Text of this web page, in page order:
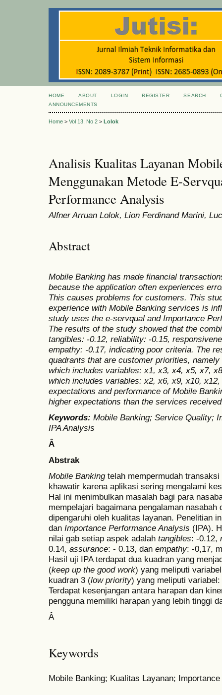
HOME ABOUT LOGIN REGISTER SEARCH
ANNOUNCEMENTS
Home > Vol 13, No 2 > Lolok
Analisis Kualitas Layanan
Menggunakan Metode E-
Performance Analysis
Alfner Arruan Lolok, Lion Ferdinand Marini,
Abstract
Mobile Banking has made financial
because the application often experiences
This causes problems for customers. This
experience with Mobile Banking services is
study uses the e-servqual and Importance
The results of the study showed that the
tangibles: -0.12, reliability: -0.15,
empathy: -0.17, indicating poor criteria. The
quadrants that are customer priorities,
which includes variables: x1, x3, x4, x5, x7,
which includes variables: x2, x6, x9, x10,
expectations and performance of Mobile
higher expectations than the services
Keywords: Mobile Banking; Service Quality;
IPA Analysis
Â
Abstrak
Mobile Bankingtelah mempermudah transaksi
khawatir karena aplikasi sering mengalami
Hal ini menimbulkan masalah bagi para
mempelajari bagaimana pengalaman
dipengaruhi oleh kualitas layanan. Penelitian
dan Importance Performance Analysis (IPA).
nilai gab setiap aspek adalah tangibles: -0.12,
0.14, assurance: - 0.13, dan empathy: -0,17,
Hasil uji IPA terdapat dua kuadran yang
(keep up the good work) yang meliputi
kuadran 3 (low priority) yang meliputi
Terdapat kesenjangan antara harapan dan
pengguna memiliki harapan yang lebih tinggi
Â
Keywords
Mobile Banking; Kualitas Layanan;